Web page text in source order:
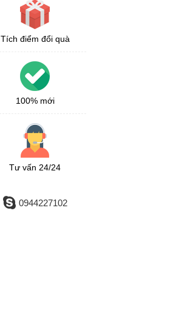
Tích điểm đổi quà
100% mới
Tư vấn 24/24
0944227102